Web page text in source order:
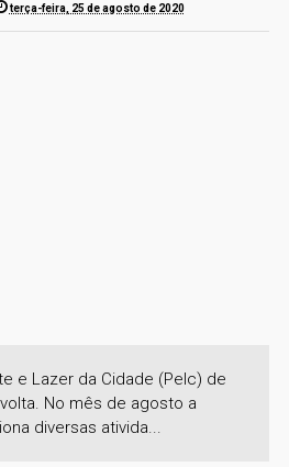
terça-feira, 25 de agosto de 2020
e Lazer da Cidade (Pelc) de
No mês de agosto a
diversas ativida...